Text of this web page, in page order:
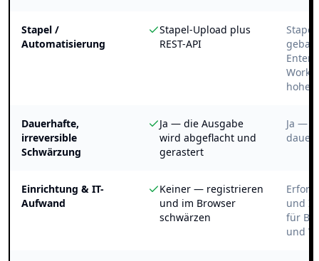
Stapel /
Automatisierung
Stapel-Upload plus
REST-API
Dauerhafte,
irreversible
Schwärzung
Ja — die Ausgabe
wird abgeflacht und
gerastert
Ja —
Einrichtung & IT-
Aufwand
Keiner — registrieren
und im Browser
schwärzen
und
für
und